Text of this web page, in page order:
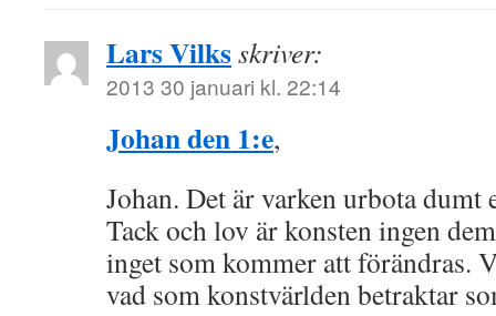
Lars Vilksskriver:
2013 30 januari kl. 22:14
Johan den 1:e,
Johan. Det är varken urbota
Tack och lov är konsten ingen
inget som kommer att förändras.
vad som konstvärlden betraktar